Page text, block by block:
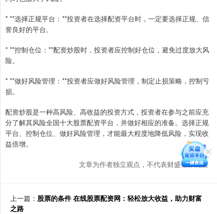
* **选择正规平台：**投资者在选择配资平台时，一定要选择正规、信
誉良好的平台。
* **控制仓位：**配资炒股时，投资者应控制好仓位，避免过度放大风
险。
* **做好风险管理：**投资者应做好风险管理，制定止损策略，控制亏
损。
配资炒股是一种高风险、高收益的投资方式，投资者在参与之前应充
分了解其风险全国十大股票配资平台，并做好相应的准备。选择正规
平台、控制仓位、做好风险管理，才能最大程度地降低风险，实现收
益倍增。
文章为作者独立观点，不代表财盛证券观点
上一篇： 股票的条件 在线股票配资网：轻松放大收益，助力财富
之路